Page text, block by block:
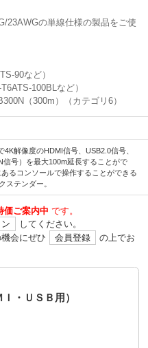
23AWGの単線仕様の製品をご使
90など）
100BLなど）
（300m）（カテゴリ6）
4K解像度のHDMI信号、USB2.0信号、
信号）を最大100m延長することがで
るコンソールで操作することができる
ステンダー。
価ご案内中 です。
してください。
会にぜひ
会員登録
の上でお
・ＵＳＢ用）